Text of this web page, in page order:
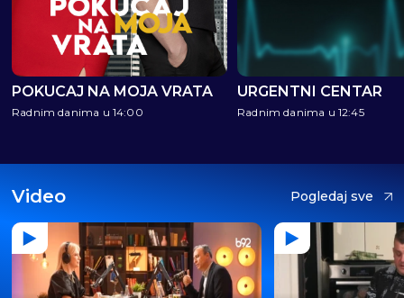
POKUCAJ NA MOJA VRATA
Radnim danima u 14:00
URGENTNI CENTAR
Radnim danima u 12:45
Video Pogledaj sve